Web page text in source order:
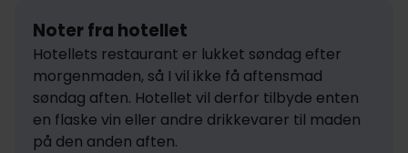
Noter fra hotellet
Hotellets restaurant er lukket søndag efter
morgenmaden, så I vil ikke få aftensmad
søndag aften. Hotellet vil derfor tilbyde enten
en flaske vin eller andre drikkevarer til maden
på den anden aften.